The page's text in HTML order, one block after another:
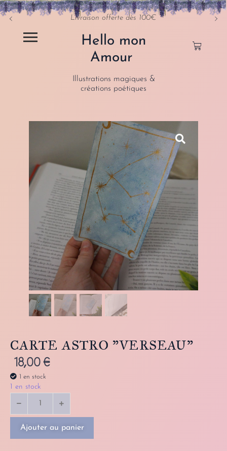
Livraison offerte dès 100€
Hello mon
Amour
Illustrations magiques &
créations poétiques
CARTE ASTRO "VERSEAU"
18,00 €
1 en stock
1 en stock
Ajouter au panier